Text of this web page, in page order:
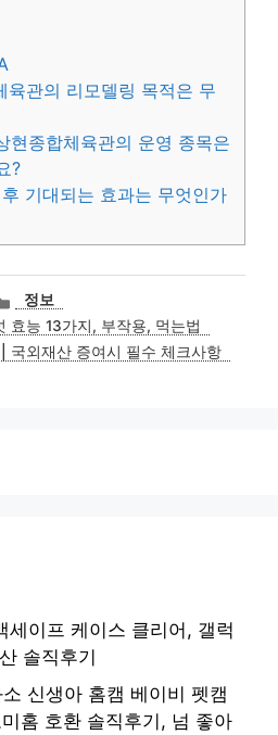
육관의 리모델링 목적은 무
현종합체육관의 운영 종목은
?
기대되는 효과는 무엇인가
카
테
고
리
정보
효능 13가지, 부작용, 먹는법
국외재산 증여시 필수 체크사항
세이프 케이스 클리어, 갤럭
솔직후기
신생아 홈캠 베이비 펫캠
홈 호환 솔직후기, 넘 좋아